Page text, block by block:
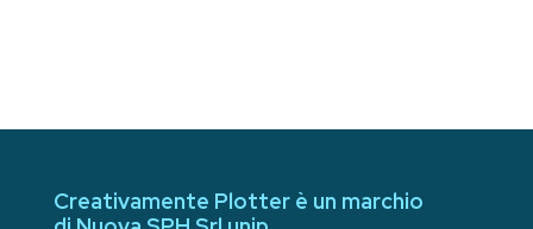
Creativamente Plotter è un marchio